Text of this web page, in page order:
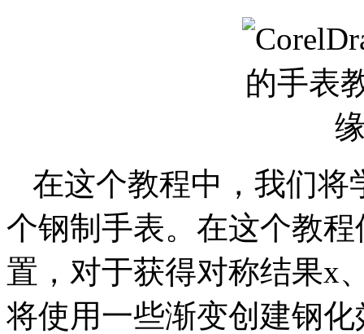
在这个教程中，我们将
个钢制手表。在这个教
置，对于获得对称结果x
将使用一些渐变创建钢